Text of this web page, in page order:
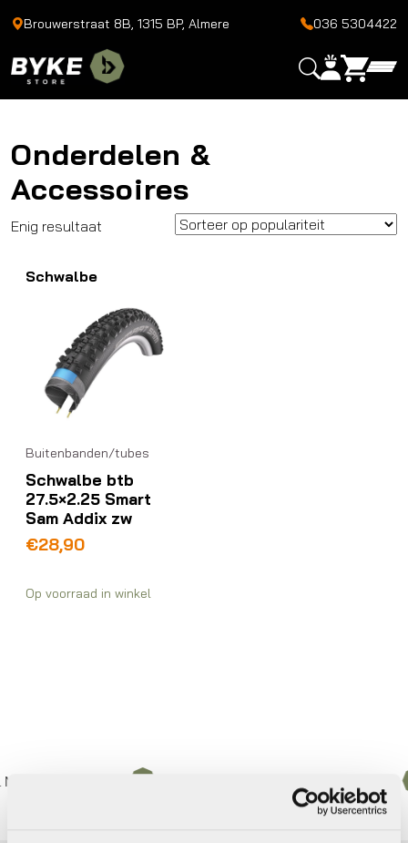
Brouwerstraat 8B, 1315 BP, Almere 036 5304422
Onderdelen &
Accessoires
Enig resultaat
Schwalbe
Buitenbanden/tubes
Schwalbe btb
27.5×2.25 Smart
Sam Addix zw
€28,90
Op voorraad in winkel
Gratis